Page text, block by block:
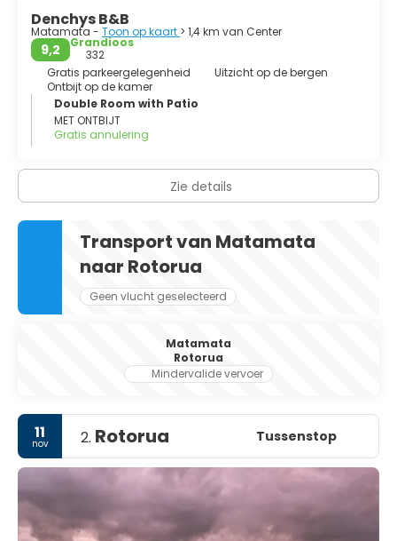
Denchys B&B
Matamata - Toon op kaart > 1,4 km van Center
9,2
Grandioos
332
Gratis parkeergelegenheid
Uitzicht op de bergen
Ontbijt op de kamer
Double Room with Patio
MET ONTBIJT
Gratis annulering
Zie details
Transport van Matamata
naar Rotorua
Geen vlucht geselecteerd
Matamata
Rotorua
Mindervalide vervoer
11
nov 2. Rotorua Tussenstop